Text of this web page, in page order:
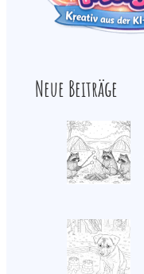
Neue Beiträge